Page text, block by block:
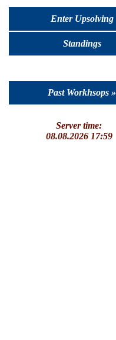
Enter Upsolving
Standings
Past Workhsops »
Server time:
08.08.2026 17:59